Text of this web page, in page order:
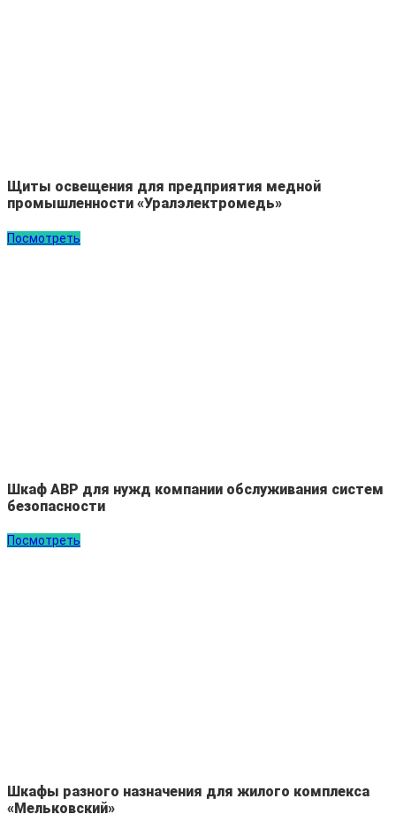
Щиты освещения для предприятия медной
промышленности «Уралэлектромедь»
Посмотреть
Шкаф АВР для нужд компании обслуживания систем
безопасности
Посмотреть
Шкафы разного назначения для жилого комплекса
«Мельковский»